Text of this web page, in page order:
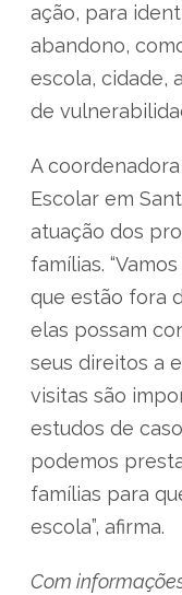
ação, para
abandono,
escola, cidade,
de
A
Escolar em
atuação dos
famílias.
que estão fora
elas possam
seus direitos a
visitas são
estudos de
podemos
famílias para
escola”, afirma.
Com